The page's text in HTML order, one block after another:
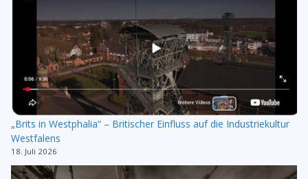
„Brits in Westphalia“ – Britischer Einfluss auf die Industriekultur
Westfalens
18. Juli 2026